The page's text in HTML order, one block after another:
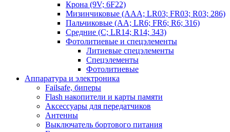
Крона (9V; 6F22)
Мизинчиковые (AAA; LR03; FR03; R03; 286)
Пальчиковые (AA; LR6; FR6; R6; 316)
Средние (C; LR14; R14; 343)
Фотолитиевые и спецэлементы
Литиевые спецэлементы
Спецэлементы
Фотолитиевые
Аппаратура и электроника
Failsafe, биперы
Flash накопители и карты памяти
Аксессуары для передатчиков
Антенны
Выключатель бортового питания